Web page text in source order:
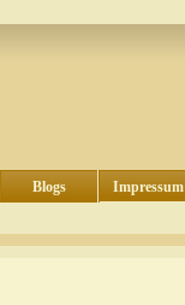
Blogs Impressum